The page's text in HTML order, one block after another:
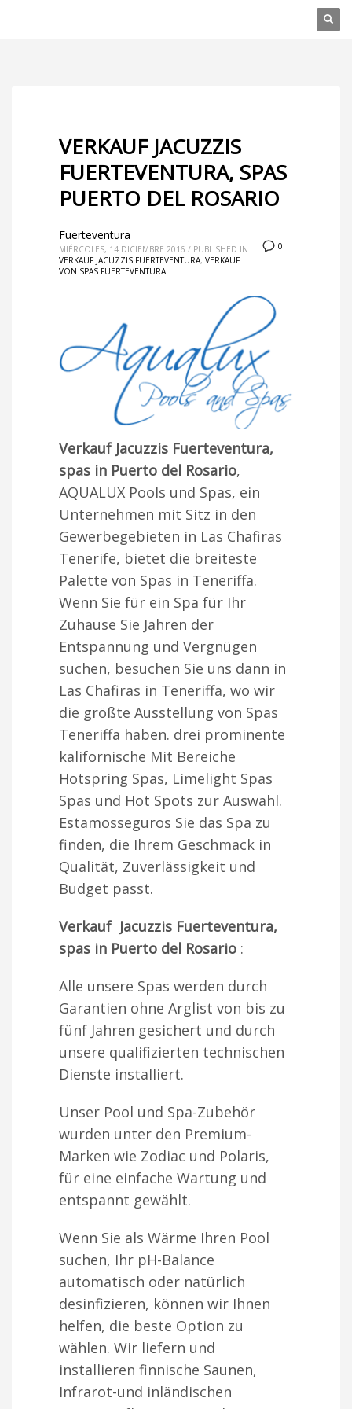
VERKAUF JACUZZIS
FUERTEVENTURA, SPAS
PUERTO DEL ROSARIO
0
Fuerteventura
MIÉRCOLES, 14 DICIEMBRE 2016 / PUBLISHED IN
VERKAUF JACUZZIS FUERTEVENTURA, VERKAUF
VON SPAS FUERTEVENTURA
Verkauf Jacuzzis Fuerteventura,
spas in Puerto del Rosario,
AQUALUX Pools und Spas, ein
Unternehmen mit Sitz in den
Gewerbegebieten in Las Chafiras
Tenerife, bietet die breiteste
Palette von Spas in Teneriffa.
Wenn Sie für ein Spa für Ihr
Zuhause Sie Jahren der
Entspannung und Vergnügen
suchen, besuchen Sie uns dann in
Las Chafiras in Teneriffa, wo wir
die größte Ausstellung von Spas
Teneriffa haben. drei prominente
kalifornische Mit Bereiche
Hotspring Spas, Limelight Spas
Spas und Hot Spots zur Auswahl.
Estamosseguros Sie das Spa zu
finden, die Ihrem Geschmack in
Qualität, Zuverlässigkeit und
Budget passt.
Verkauf Jacuzzis Fuerteventura,
spas in Puerto del Rosario :
Alle unsere Spas werden durch
Garantien ohne Arglist von bis zu
fünf Jahren gesichert und durch
unsere qualifizierten technischen
Dienste installiert.
Unser Pool und Spa-Zubehör
wurden unter den Premium-
Marken wie Zodiac und Polaris,
für eine einfache Wartung und
entspannt gewählt.
Wenn Sie als Wärme Ihren Pool
suchen, Ihr pH-Balance
automatisch oder natürlich
desinfizieren, können wir Ihnen
helfen, die beste Option zu
wählen. Wir liefern und
installieren finnische Saunen,
Infrarot-und inländischen